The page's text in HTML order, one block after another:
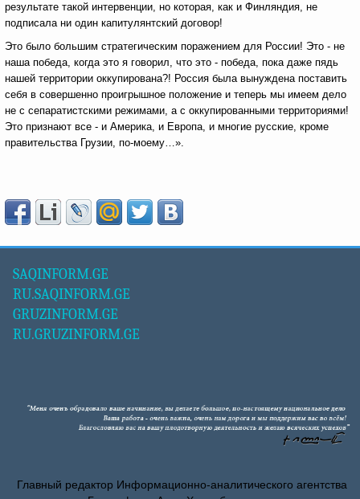
результате такой интервенции, но которая, как и Финляндия, не
подписала ни один капитулянтский договор!
Это было большим стратегическим поражением для России! Это - не
наша победа, когда это я говорил, что это - победа, пока даже пядь
нашей территории оккупирована?! Россия была вынуждена поставить
себя в совершенно проигрышное положение и теперь мы имеем дело
не с сепаратистскими режимами, а с оккупированными территориями!
Это признают все - и Америка, и Европа, и многие русские, кроме
правительства Грузии, по-моему…».
SAQINFORM.GE
RU.SAQINFORM.GE
GRUZINFORM.GE
RU.GRUZINFORM.GE
Главный редактор Информационно-аналитического агентства